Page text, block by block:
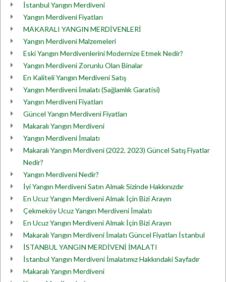
İstanbul Yangın Merdiveni
Yangın Merdiveni Fiyatları
MAKARALI YANGIN MERDİVENLERİ
Yangın Merdiveni Malzemeleri
Eski Yangın Merdivenlerini Modernize Etmek Nedir?
Yangın Merdiveni Zorunlu Olan Binalar
En Kaliteli Yangın Merdiveni Satış
Yangın Merdiveni İmalatı (Sağlamlık Garatisi)
Yangın Merdiveni Fiyatları
Güncel Yangın Merdiveni Fiyatları
Makaralı Yangın Merdiveni
Yangın Merdiveni İmalatı
Makaralı Yangın Merdiveni (2022, 2023) Güncel Satış Fiyatlar
Nedir?
Yangın Merdiveni Nedir?
İyi Yangın Merdiveni Satın Almak Sizinde Hakkınızdır
En Ucuz Yangın Merdiveni Almak İçin Bizi Arayın
Çekmeköy Ucuz Yangın Merdiveni İmalatı
En Ucuz Yangın Merdiveni Almak İçin Bizi Arayın
Makaralı Yangın Merdiveni İmalatı Güncel Fiyatları İstanbul
İSTANBUL YANGIN MERDİVENİ İMALATI
İstanbul Yangın Merdiveni İmalatımız Hakkındaki Sayfadır
Makaralı Yangın Merdiveni